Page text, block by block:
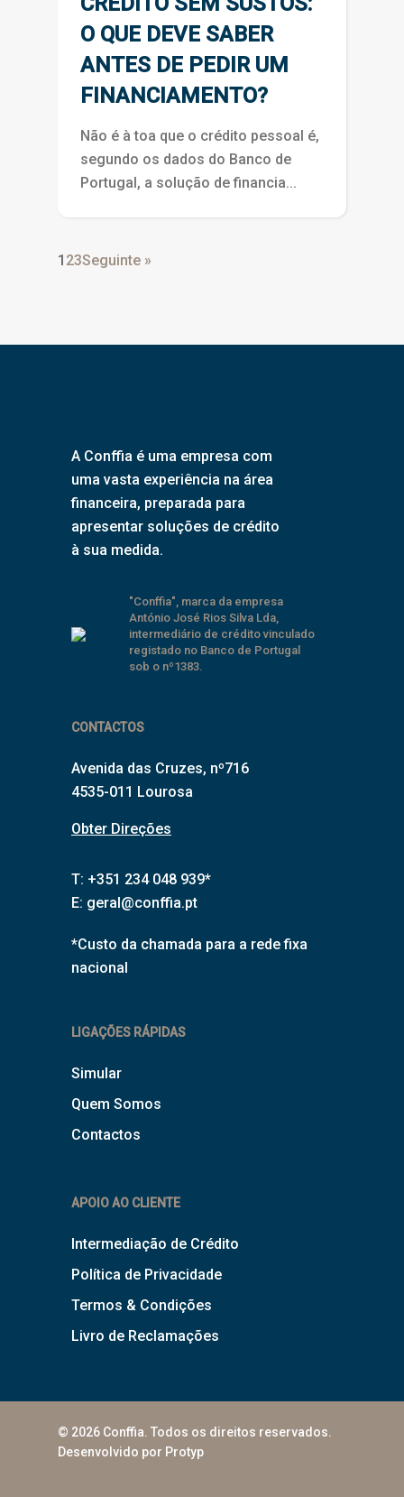
O QUE DEVE SABER
ANTES DE PEDIR UM
FINANCIAMENTO?
Não é à toa que o crédito pessoal é,
segundo os dados do Banco de
Portugal, a solução de financia...
1 23Seguinte »
A Conffia é uma empresa com
uma vasta experiência na área
financeira, preparada para
apresentar soluções de crédito
à sua medida.
"Conffia", marca da empresa
António José Rios Silva Lda,
intermediário de crédito vinculado
registado no Banco de Portugal
sob o nº1383.
CONTACTOS
Avenida das Cruzes, nº716
4535-011 Lourosa
Obter Direções
T: +351 234 048 939*
E: geral@conffia.pt
*Custo da chamada para a rede fixa
nacional
LIGAÇÕES RÁPIDAS
Simular
Quem Somos
Contactos
APOIO AO CLIENTE
Intermediação de Crédito
Política de Privacidade
Termos & Condições
Livro de Reclamações
© 2026 Conffia. Todos os direitos reservados.
Desenvolvido por Protyp